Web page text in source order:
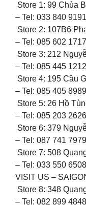
Store 1: 99 Chùa
– Tel: 033 840 9191
Store 2: 107B6
– Tel: 085 602 1717
Store 3: 212
– Tel: 085 445 1212
Store 4: 195 Cầu
– Tel: 085 405 8989
Store 5: 26 Hồ
– Tel: 085 203 2626
Store 6: 379
– Tel: 087 741 7979
Store 7: 508
– Tel: 033 550 6508
VISIT US –
Store 8: 348
– Tel: 082 899 4848